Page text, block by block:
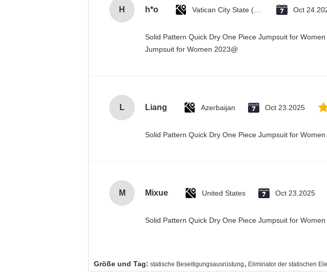
H h*o Oct
Solid Pattern Quick Dry One Piece Jumpsuit for
Jumpsuit for Women 2023@
L Liang Azerbaijan Oct 23.2025
Solid Pattern Quick Dry One Piece Jumpsuit for
M Mixue United States Oct 23.2025
Solid Pattern Quick Dry One Piece Jumpsuit for
Größe und Tag: statische Beseitigungsausrüstung, Eliminator der statischen